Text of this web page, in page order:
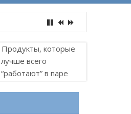
Продукты, которые
лучше всего
“работают” в паре